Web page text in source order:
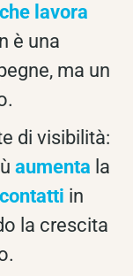
lavora
è una
ma un
di visibilità:
aumenta la
in
la crescita